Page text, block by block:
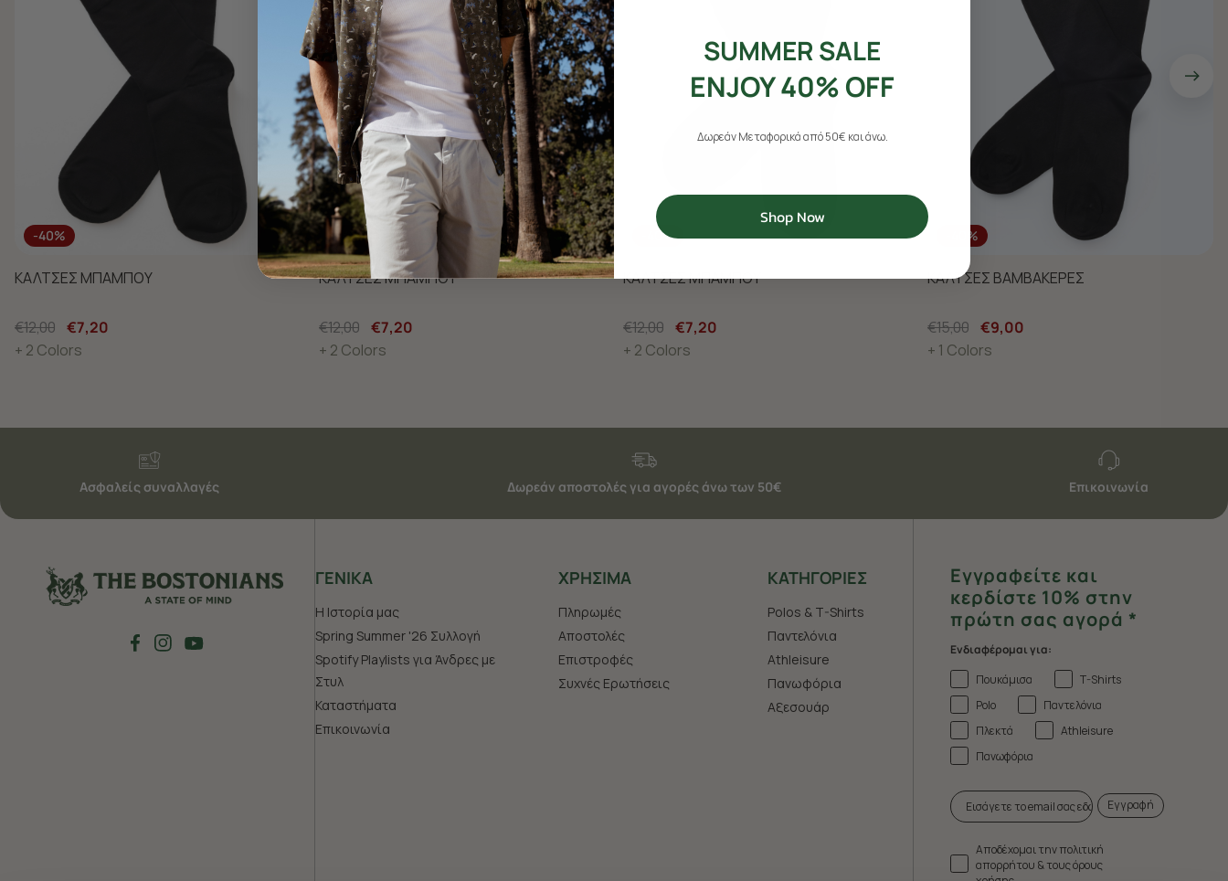
-40%
ΚΑΛΤΣΕΣ ΜΠΑΜΠΟΥ
€12,00 €7,20
+ 2 Colors
-40%
ΚΑΛΤΣΕΣ ΜΠΑΜΠΟΥ
€12,00 €7,20
+ 2 Colors
-40%
ΚΑΛΤΣΕΣ ΜΠΑΜΠΟΥ
€12,00 €7,20
+ 2 Colors
-40%
ΚΑΛΤΣΕΣ ΒΑΜΒΑΚΕΡΕΣ
€15,00 €9,00
+ 1 Colors
Ασφαλείς συναλλαγές Δωρεάν αποστολές για αγορές άνω των 50€ Επικοινωνία
ΓΕΝΙΚΑ
Η Ιστορία μας
Spring Summer '26 Συλλογή
Spotify Playlists για Άνδρες με
Στυλ
Καταστήματα
Επικοινωνία
ΧΡHΣΙΜΑ
Πληρωμές
Αποστολές
Επιστροφές
Συχνές Ερωτήσεις
ΚΑΤΗΓΟΡΙΕΣ
Polos & T-Shirts
Παντελόνια
Athleisure
Πανωφόρια
Aξεσουάρ
Εγγραφείτε και
κερδίστε 10% στην
πρώτη σας αγορά *
Ενδιαφέρομαι για:
Πουκάμισα
T-Shirts
Polo
Παντελόνια
Πλεκτά
Athleisure
Πανωφόρια
Εγγραφή
Αποδέχομαι την πολιτική
απορρήτου & τους όρους
SUMMER SALE
ENJOY 40% OFF
Δωρεάν Μεταφορικά από 50€ και άνω.
Shop Now